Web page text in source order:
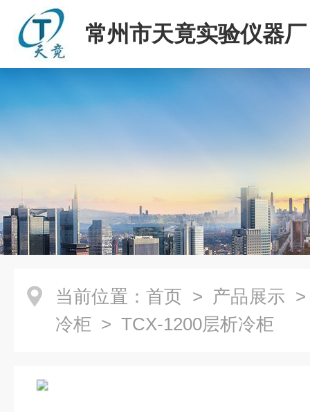
常州市天竟实验仪器厂
当前位置： 首页 > 产品展示
冷柜 > TCX-1200层析冷柜